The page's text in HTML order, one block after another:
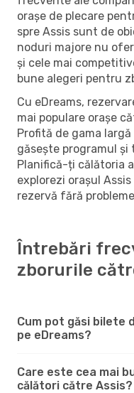
orașe de plecare
spre Assis sunt de
noduri majore nu
și cele mai
bune alegeri pentru
Cu eDreams,
mai populare orașe
Profită de gama
găsește programul
Planifică-ți călătoria
explorezi orașul
rezervă fără
Întrebări
zborurile
Cum pot găsi bilete
pe eDreams?
Care este cea mai
călători către Assis?